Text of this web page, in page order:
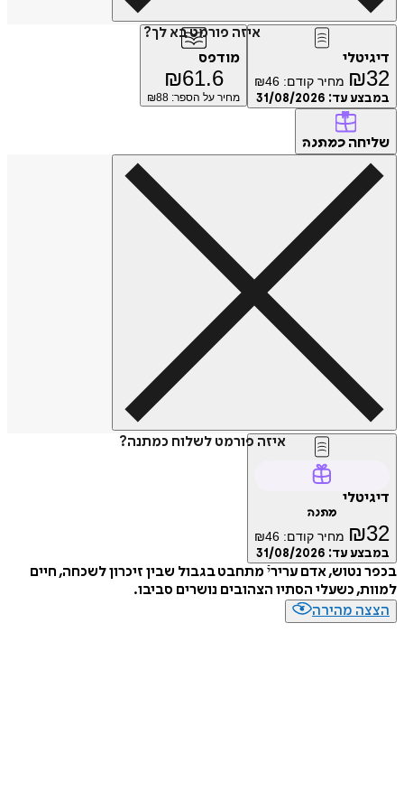
איזה פורמט בא לך?
₪ מחיר קודם: ₪46
עד:31/08/2026
מודפס
₪61.6
מחיר על הספר: ₪88
כמתנה
איזה פורמט לשלוח כמתנה?
₪ מחיר קודם: ₪46
עד:31/08/2026
נטוש, אדם עריריֿ מתחבט בגבול שבין זיכרון לשכחה, חיים
כשעלי הסתיו הצהובים נושרים סביבו.
מהירה